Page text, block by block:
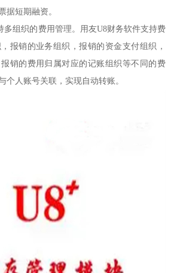
据短期融资。
多组织的费用管理。用友U8财务软件支持费
报销的业务组织，报销的资金支付组织，
销的费用归属对应的记账组织等不同的费
个人账号关联，实现自动转账。